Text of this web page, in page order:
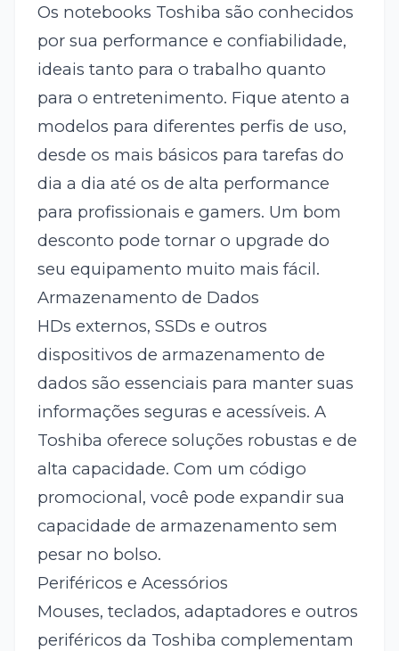
Os notebooks Toshiba são conhecidos
por sua performance e confiabilidade,
ideais tanto para o trabalho quanto
para o entretenimento. Fique atento a
modelos para diferentes perfis de uso,
desde os mais básicos para tarefas do
dia a dia até os de alta performance
para profissionais e gamers. Um bom
desconto pode tornar o upgrade do
seu equipamento muito mais fácil.
Armazenamento de Dados
HDs externos, SSDs e outros
dispositivos de armazenamento de
dados são essenciais para manter suas
informações seguras e acessíveis. A
Toshiba oferece soluções robustas e de
alta capacidade. Com um código
promocional, você pode expandir sua
capacidade de armazenamento sem
pesar no bolso.
Periféricos e Acessórios
Mouses, teclados, adaptadores e outros
periféricos da Toshiba complementam